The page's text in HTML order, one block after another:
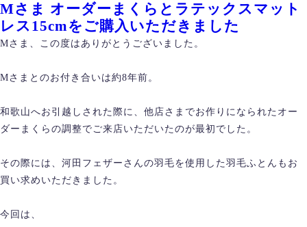
Mさま オーダーまくらとラテックスマット
レス15cmをご購入いただきました
Mさま、この度はありがとうございました。
Mさまとのお付き合いは約8年前。
和歌山へお引越しされた際に、他店さまでお作りになられたオー
ダーまくらの調整でご来店いただいたのが最初でした。
その際には、河田フェザーさんの羽毛を使用した羽毛ふとんもお
買い求めいただきました。
今回は、